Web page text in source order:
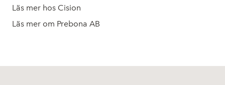
Läs mer hos Cision
Läs mer om Prebona AB